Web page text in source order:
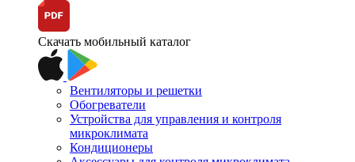
Скачать мобильный каталог
Вентиляторы и решетки
Обогреватели
Устройства для управления и контроля
микроклимата
Кондиционеры